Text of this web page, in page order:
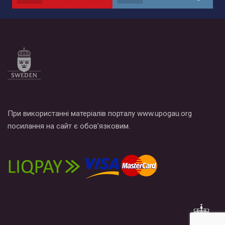
При використанні матеріалів порталу www.upogau.org
посилання на сайт є обов’язковим.